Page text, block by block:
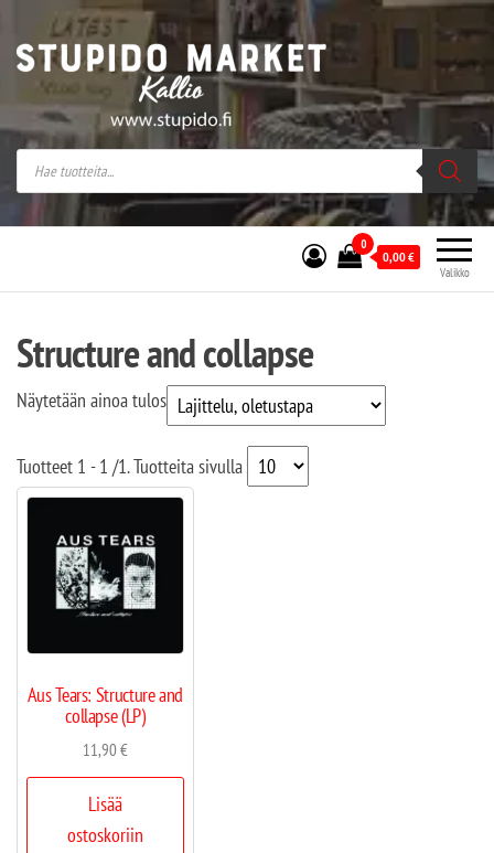
Stupido Market – verkossa ja kivijalassa
Stupido Market on vaihtoehtomusaan
erikoistunut verkko- sekä
kivijalkakauppa Helsingissä Kallion
sydämessä.
Valikko
0
0,00€
Structure and collapse
Näytetään ainoa tulos
Tuotteet 1 - 1 /1. Tuotteita sivulla
Aus Tears: Structure and
collapse (LP)
11,90€
Lisää
ostoskoriin